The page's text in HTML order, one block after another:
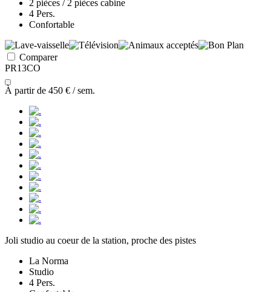
2 pièces / 2 pièces cabine
4 Pers.
Confortable
Comparer
PR13CO
À partir de 450 € / sem.
Joli studio au coeur de la station, proche des pistes
La Norma
Studio
4 Pers.